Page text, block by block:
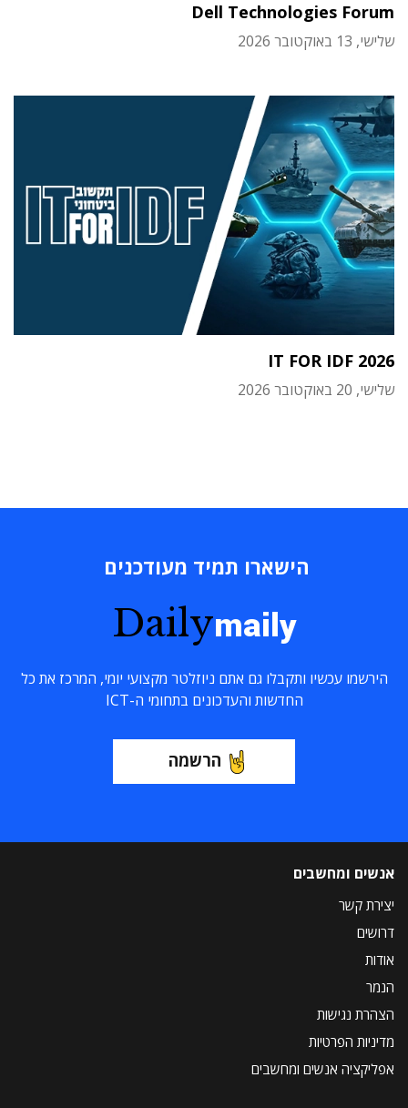
Dell Technologies Forum
שלישי, 13 באוקטובר 2026
IT FOR IDF 2026
שלישי, 20 באוקטובר 2026
הישארו תמיד מעודכנים
Dailymaily
הירשמו עכשיו ותקבלו גם אתם ניוזלטר מקצועי יומי, המרכז את כל
החדשות והעדכונים בתחומי ה-ICT
הרשמה
אנשים ומחשבים
יצירת קשר
דרושים
אודות
הנמר
הצהרת נגישות
מדיניות הפרטיות
אפליקציה אנשים ומחשבים